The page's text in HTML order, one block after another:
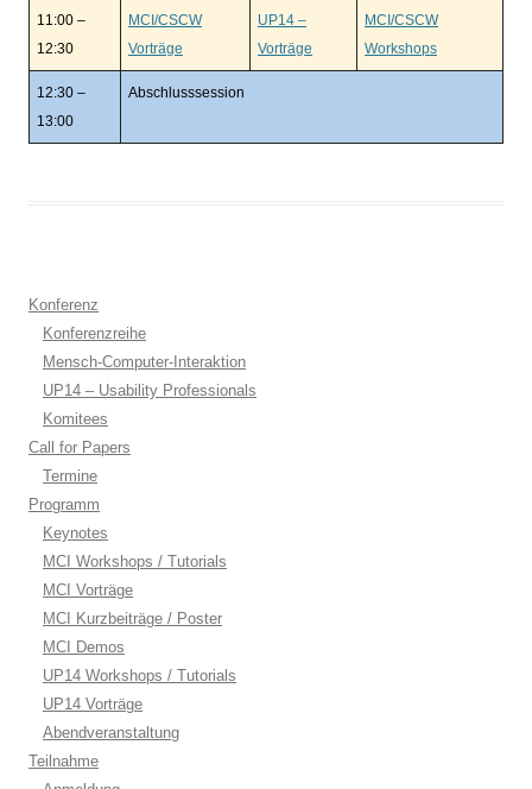
11:00 –
12:30
MCI/CSCW
Vorträge
UP14 –
Vorträge
MCI/CSCW
Workshops
12:30 –
13:00
Abschlusssession
Konferenz
Konferenzreihe
Mensch-Computer-Interaktion
UP14 – Usability Professionals
Komitees
Call for Papers
Termine
Programm
Keynotes
MCI Workshops / Tutorials
MCI Vorträge
MCI Kurzbeiträge / Poster
MCI Demos
UP14 Workshops / Tutorials
UP14 Vorträge
Abendveranstaltung
Teilnahme